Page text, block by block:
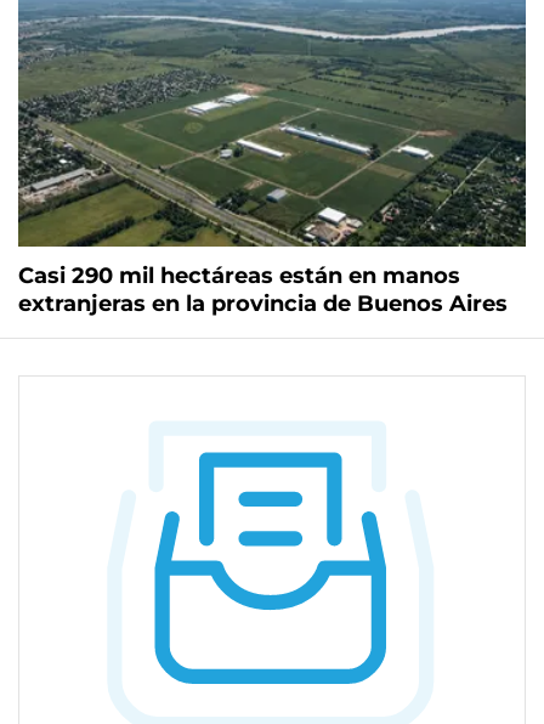
Casi 290 mil hectáreas están en manos
extranjeras en la provincia de Buenos Aires